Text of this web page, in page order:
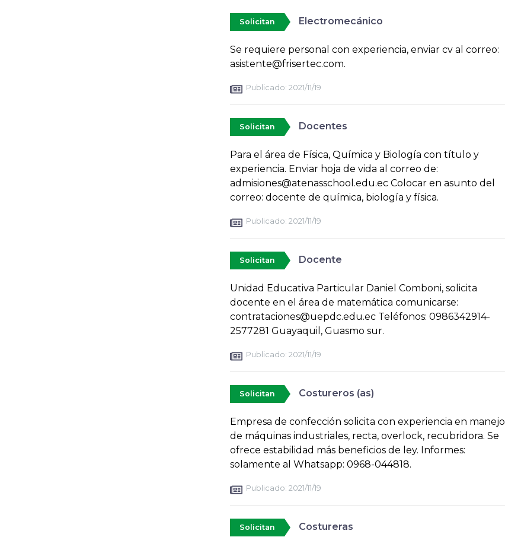
Solicitan Electromecánico
Se requiere personal con experiencia, enviar cv al correo:
asistente@frisertec.com.
Publicado: 2021/11/19
Solicitan Docentes
Para el área de Física, Química y Biología con título y
experiencia. Enviar hoja de vida al correo de:
admisiones@atenasschool.edu.ec Colocar en asunto del
correo: docente de química, biología y física.
Publicado: 2021/11/19
Solicitan Docente
Unidad Educativa Particular Daniel Comboni, solicita
docente en el área de matemática comunicarse:
contrataciones@uepdc.edu.ec Teléfonos: 0986342914-
2577281 Guayaquil, Guasmo sur.
Publicado: 2021/11/19
Solicitan Costureros (as)
Empresa de confección solicita con experiencia en manejo
de máquinas industriales, recta, overlock, recubridora. Se
ofrece estabilidad más beneficios de ley. Informes:
solamente al Whatsapp: 0968-044818.
Publicado: 2021/11/19
Solicitan Costureras